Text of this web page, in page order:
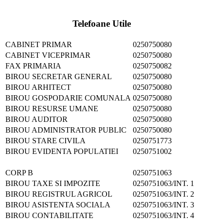
Telefoane Utile
CABINET PRIMAR
0250750080
CABINET VICEPRIMAR
0250750080
FAX PRIMARIA
0250750082
BIROU SECRETAR GENERAL
0250750080
BIROU ARHITECT
0250750080
BIROU GOSPODARIE COMUNALA 0250750080
BIROU RESURSE UMANE
0250750080
BIROU AUDITOR
0250750080
BIROU ADMINISTRATOR PUBLIC
0250750080
BIROU STARE CIVILA
0250751773
BIROU EVIDENTA POPULATIEI
0250751002
CORP B
0250751063
BIROU TAXE SI IMPOZITE
0250751063/INT. 1
BIROU REGISTRUL AGRICOL
0250751063/INT. 2
BIROU ASISTENTA SOCIALA
0250751063/INT. 3
BIROU CONTABILITATE
0250751063/INT. 4